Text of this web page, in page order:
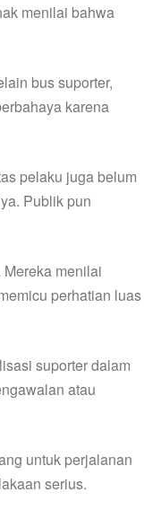
menilai bahwa
bus suporter,
karena
pelaku juga belum
Publik pun
menilai
perhatian luas
suporter dalam
atau
untuk perjalanan
serius.